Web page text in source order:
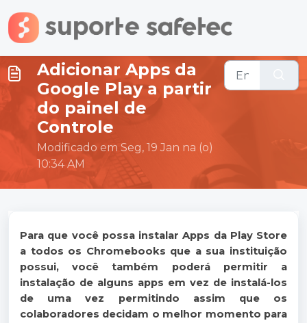
Ir para o conteúdo principal
Adicionar Apps da
Google Play a partir
do painel de
Controle
Modificado em Seg, 19 Jan na (o)
10:34 AM
Para que você possa instalar Apps da Play Store
a todos os Chromebooks que a sua instituição
possui, você também poderá permitir a
instalação de alguns apps em vez de instalá-los
de uma vez permitindo assim que os
colaboradores decidam o melhor momento para